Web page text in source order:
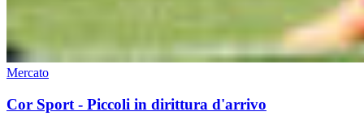
Mercato
Cor Sport - Piccoli in dirittura d'arrivo